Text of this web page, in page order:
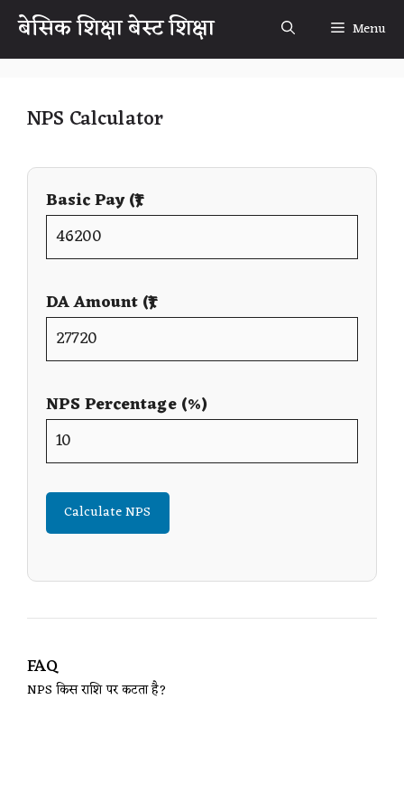
Skipबेसिक शिक्षा बेस्ट शिक्षा Menu
NPS Calculator
Basic Pay (₹)
DA Amount (₹)
NPS Percentage (%)
Calculate NPS
FAQ
NPS किस राशि पर कटता है?